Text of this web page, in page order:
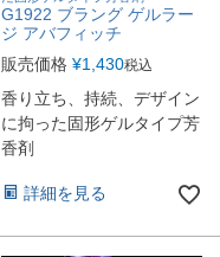
G1922 ブラング ゲルラー
ジ アバフィッチ
販売価格 ¥1,430税込
香り立ち、持続、デザイン
に拘った固形ゲルタイプ芳
香剤
詳細を見る